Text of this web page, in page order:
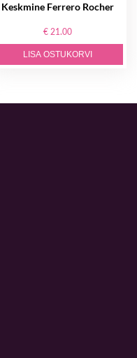
Keskmine Ferrero Rocher
€ 21.00
LISA OSTUKORVI